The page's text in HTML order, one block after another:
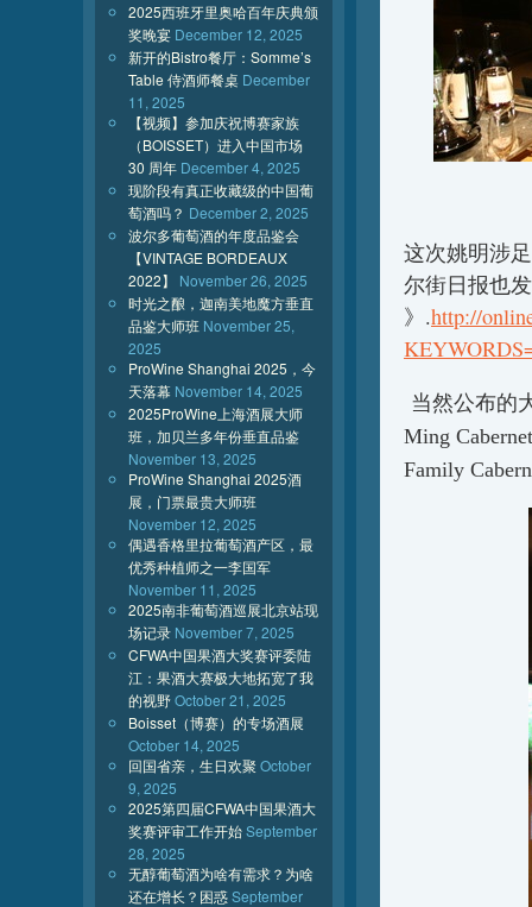
这次姚明涉
尔街日报也
》.http://
当然公布的
Ming
Family
2025西班牙里奥哈百年庆典颁
奖晚宴 December 12, 2025
新开的Bistro餐厅：Somme’s
Table 侍酒师餐桌 December
11, 2025
【视频】参加庆祝博赛家族
（BOISSET）进入中国市场
30 周年 December 4, 2025
现阶段有真正收藏级的中国葡
萄酒吗？ December 2, 2025
波尔多葡萄酒的年度品鉴会
【VINTAGE BORDEAUX
2022】
November 26, 2025
时光之酿，迦南美地魔方垂直
品鉴大师班 November 25,
2025
ProWine Shanghai 2025，今
天落幕 November 14, 2025
2025ProWine上海酒展大师
班，加贝兰多年份垂直品鉴
November 13, 2025
ProWine Shanghai 2025酒
展，门票最贵大师班
November 12, 2025
偶遇香格里拉葡萄酒产区，最
优秀种植师之一李国军
November 11, 2025
2025南非葡萄酒巡展北京站现
场记录 November 7, 2025
CFWA中国果酒大奖赛评委陆
江：果酒大赛极大地拓宽了我
的视野October 21, 2025
Boisset（博赛）的专场酒展
October 14, 2025
回国省亲，生日欢聚 October
9, 2025
2025第四届CFWA中国果酒大
奖赛评审工作开始September
28, 2025
无醇葡萄酒为啥有需求？为啥
还在增长？困惑September